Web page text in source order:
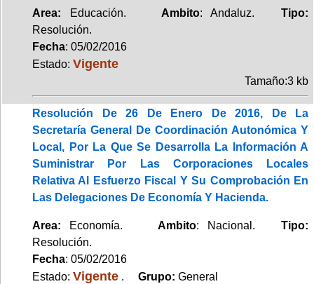
Area: Educación. Ambito: Andaluz.Tipo:
Resolución.
Fecha: 05/02/2016
Estado: Vigente
Tamaño:3 kb
Resolución De 26 De Enero De 2016, De La
Secretaría General De Coordinación Autonómica Y
Local, Por La Que Se Desarrolla La Información A
Suministrar Por Las Corporaciones Locales
Relativa Al Esfuerzo Fiscal Y Su Comprobación En
Las Delegaciones De Economía Y Hacienda.
Area: Economía. Ambito: Nacional.Tipo:
Resolución.
Fecha: 05/02/2016
Estado: Vigente . Grupo: General